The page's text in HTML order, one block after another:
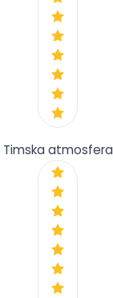
Timska atmosfera